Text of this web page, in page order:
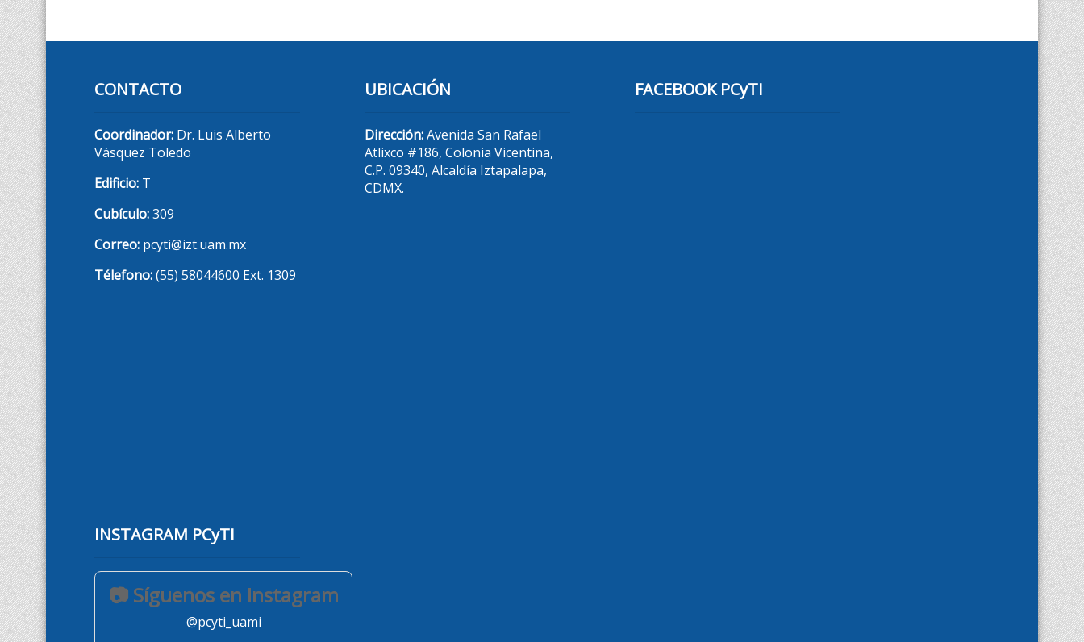
CONTACTO
Coordinador: Dr. Luis Alberto
Vásquez Toledo
Edificio: T
Cubículo:309
Correo: pcyti@izt.uam.mx
Télefono:(55) 58044600 Ext. 1309
UBICACIÓN
Dirección:Avenida San Rafael
Atlixco #186, Colonia Vicentina,
C.P. 09340, Alcaldía Iztapalapa,
CDMX.
FACEBOOK PCyTI
INSTAGRAM PCyTI
📷 Síguenos en Instagram
@pcyti_uami